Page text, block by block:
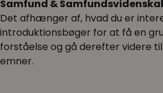
Samfund &
Det afhænger af, hvad du er
introduktionsbøger for at få en
forståelse og gå derefter videre
emner.